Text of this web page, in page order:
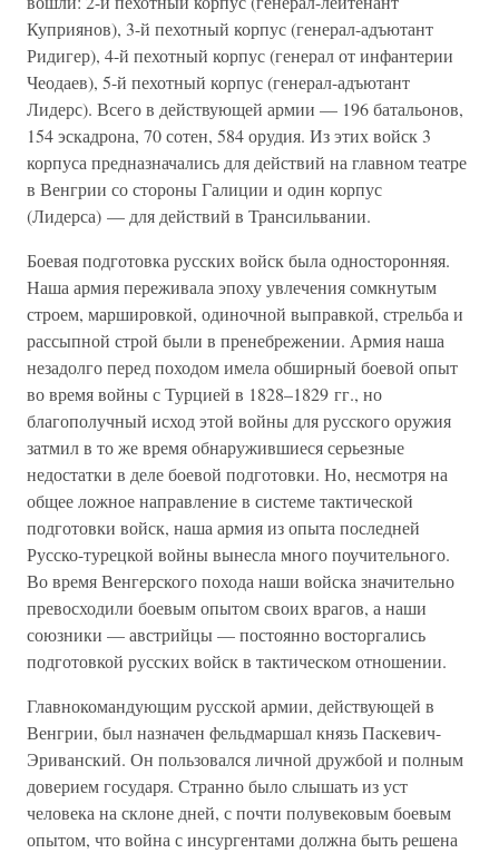
Куприянов), 3-й пехотный корпус (генерал-адъютант
Ридигер), 4-й пехотный корпус (генерал от инфантерии
Чеодаев), 5-й пехотный корпус (генерал-адъютант
Лидерс). Всего в действующей армии — 196 батальонов,
154 эскадрона, 70 сотен, 584 орудия. Из этих войск 3
корпуса предназначались для действий на главном театре
в Венгрии со стороны Галиции и один корпус
(Лидерса) — для действий в Трансильвании.
Боевая подготовка русских войск была односторонняя.
Наша армия переживала эпоху увлечения сомкнутым
строем, маршировкой, одиночной выправкой, стрельба и
рассыпной строй были в пренебрежении. Армия наша
незадолго перед походом имела обширный боевой опыт
во время войны с Турцией в 1828–1829 гг., но
благополучный исход этой войны для русского оружия
затмил в то же время обнаружившиеся серьезные
недостатки в деле боевой подготовки. Но, несмотря на
общее ложное направление в системе тактической
подготовки войск, наша армия из опыта последней
Русско-турецкой войны вынесла много поучительного.
Во время Венгерского похода наши войска значительно
превосходили боевым опытом своих врагов, а наши
союзники — австрийцы — постоянно восторгались
подготовкой русских войск в тактическом отношении.
Главнокомандующим русской армии, действующей в
Венгрии, был назначен фельдмаршал князь Паскевич-
Эриванский. Он пользовался личной дружбой и полным
доверием государя. Странно было слышать из уст
человека на склоне дней, с почти полувековым боевым
опытом, что война с инсургентами должна быть решена